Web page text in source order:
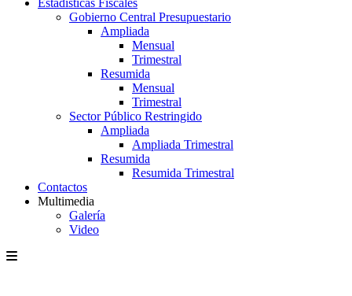
Estadísticas Fiscales
Gobierno Central Presupuestario
Ampliada
Mensual
Trimestral
Resumida
Mensual
Trimestral
Sector Público Restringido
Ampliada
Ampliada Trimestral
Resumida
Resumida Trimestral
Contactos
Multimedia
Galería
Video